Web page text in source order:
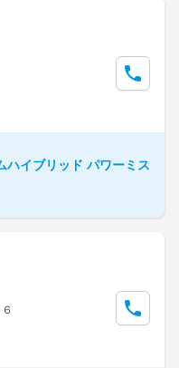
ハイブリッド パワーミス